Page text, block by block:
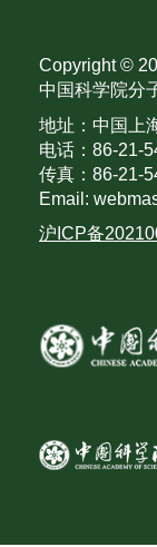
Copyright ©
中国科学院分
地址：中国上
电话：86-21-
传真：86-21-
Email:
沪ICP备